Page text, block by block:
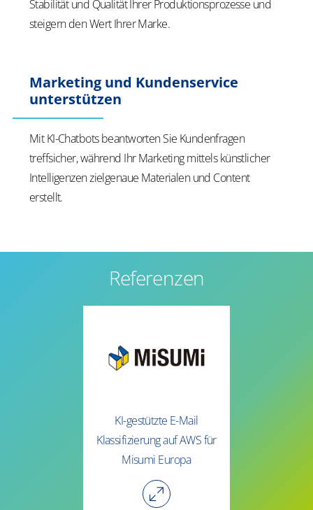
Stabilität und Qualität Ihrer Produktionsprozesse und
steigern den Wert Ihrer Marke.
Marketing und Kundenservice
unterstützen
Mit KI-Chatbots beantworten Sie Kundenfragen
treffsicher, während Ihr Marketing mittels künstlicher
Intelligenzen zielgenaue Materialen und Content
erstellt.
Referenzen
KI-gestützte E-Mail
Klassifizierung auf AWS für
Misumi Europa